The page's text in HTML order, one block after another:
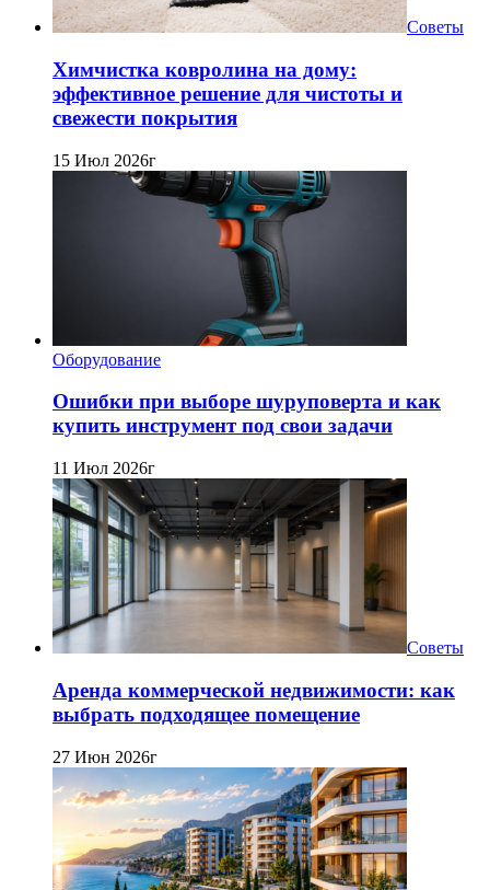
Советы
Химчистка ковролина на дому:
эффективное решение для чистоты и
свежести покрытия
15 Июл 2026г
Оборудование
Ошибки при выборе шуруповерта и как
купить инструмент под свои задачи
11 Июл 2026г
Советы
Аренда коммерческой недвижимости: как
выбрать подходящее помещение
27 Июн 2026г